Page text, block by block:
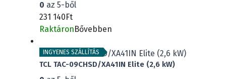
0 az 5-ből
231 140Ft
RaktáronBővebben
INGYENES SZÁLLÍTÁS
TCL TAC-09CHSD/XA41IN Elite (2,6 kW)